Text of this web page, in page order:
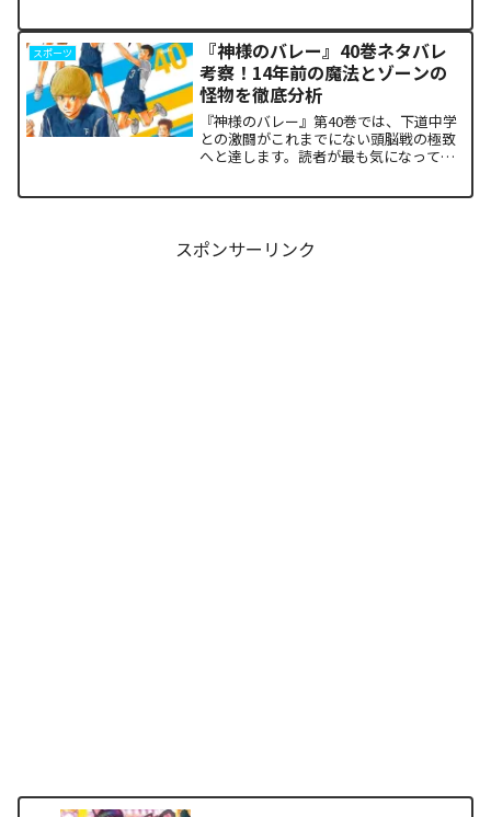
坂道が選択した驚くべき行動が描かれま
す。科学的な限界や競技...
スポーツ
『神様のバレー』40巻ネタバレ
考察！14年前の魔法とゾーンの
怪物を徹底分析
『神様のバレー』第40巻では、下道中学
との激闘がこれまでにない頭脳戦の極致
へと達します。読者が最も気になってい
スポンサーリンク